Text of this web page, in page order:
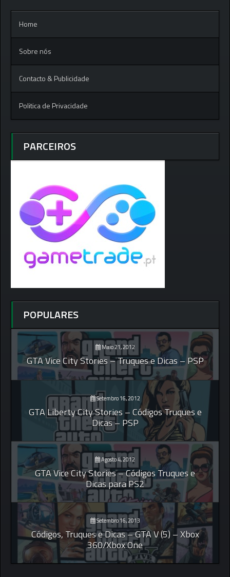
Home
Sobre nós
Contacto & Publicidade
Politica de Privacidade
PARCEIROS
POPULARES
Maio 21, 2012
GTA Vice City Stories – Truques e Dicas – PSP
Setembro 16, 2012
GTA Liberty City Stories – Códigos Truques e
Dicas – PSP
Agosto 4, 2012
GTA Vice City Stories – Códigos Truques e
Dicas para PS2
Setembro 16, 2013
Códigos, Truques e Dicas – GTA V (5) – Xbox
360/Xbox One